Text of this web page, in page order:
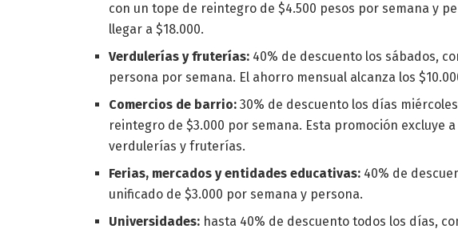
con un tope de reintegro de $4.500 pesos por semana y
llegar a $18.000.
Verdulerías y fruterías: 40% de descuento los sábados,
persona por semana. El ahorro mensual alcanza los
Comercios de barrio: 30% de descuento los días
reintegro de $3.000 por semana. Esta promoción excluye
verdulerías y fruterías.
Ferias, mercados y entidades educativas: 40% de
unificado de $3.000 por semana y persona.
Universidades: hasta 40% de descuento todos los días,